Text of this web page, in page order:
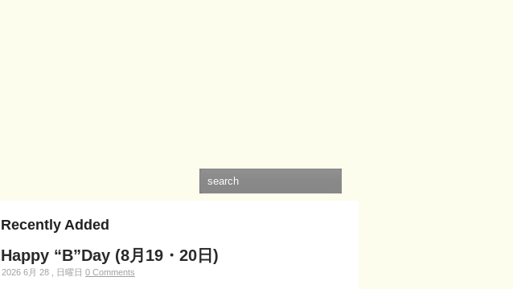
Recently Added
Happy “B”Day (8月19・20日)
2026 6月 28 , 日曜日 0 Comments